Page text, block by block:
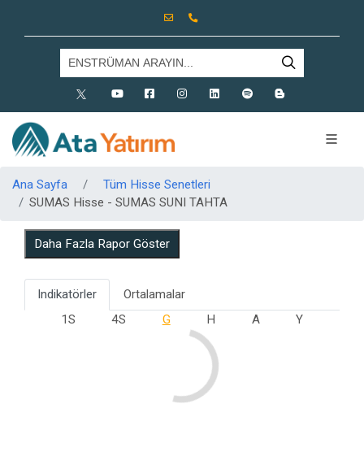
X Youtube FacebookInstagramLinkedinSpotify
Ana Sayfa
Tüm Hisse Senetleri
SUMAS Hisse - SUMAS SUNI TAHTA
Daha Fazla Rapor Göster
Indikatörler
Ortalamalar
1S
4S G H A Y